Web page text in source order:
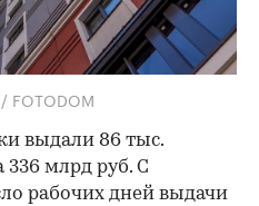
FOTODOM
выдали 86 тыс.
336 млрд руб. С
рабочих дней выдачи